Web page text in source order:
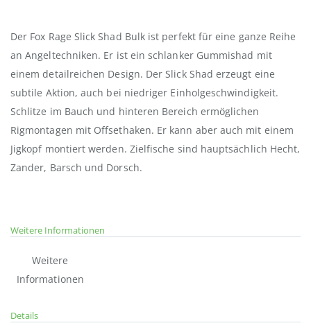
Der Fox Rage Slick Shad Bulk ist perfekt für eine ganze Reihe
an Angeltechniken. Er ist ein schlanker Gummishad mit
einem detailreichen Design. Der Slick Shad erzeugt eine
subtile Aktion, auch bei niedriger Einholgeschwindigkeit.
Schlitze im Bauch und hinteren Bereich ermöglichen
Rigmontagen mit Offsethaken. Er kann aber auch mit einem
Jigkopf montiert werden. Zielfische sind hauptsächlich Hecht,
Zander, Barsch und Dorsch.
Weitere Informationen
Weitere
Informationen
Details